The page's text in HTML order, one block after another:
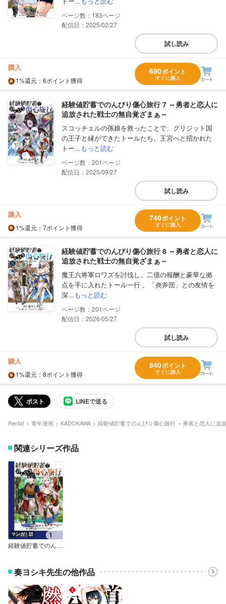
183
配信日：2025/02/27
試し読み
購入
1%還元 ：6ポイント獲得
690ポイント
すぐに購入
経験値貯蓄でのんびり傷心旅行 7 ～勇者と恋人に
追放された戦士の無自覚ざまぁ～
スコッチェルの孫娘を救ったことで、グリジット国
の王子と縁ができたトールたち。王宮へと招かれた
トー...もっと読む
201
配信日：2025/09/27
試し読み
購入
1%還元 ：7ポイント獲得
740ポイント
すぐに購入
経験値貯蓄でのんびり傷心旅行 8 ～勇者と恋人に
追放された戦士の無自覚ざまぁ～
魔王六将軍ロワズを討伐し、二億の報酬と豪華な拠
点を手に入れたトール一行 。「炎斧団」との友情を
深...もっと読む
201
配信日：2026/05/27
試し読み
購入
1%還元 ：8ポイント獲得
840ポイント
すぐに購入
ポスト LINEで送る
Renta! 青年漫画 KADOKAWA 経験値貯蓄でのんびり傷心旅行 ～勇者と恋人に追
関連シリーズ作品
マンガ｜話
経験値貯蓄でのんびり傷心旅行【分冊版】
奏ヨシキ先生の他作品